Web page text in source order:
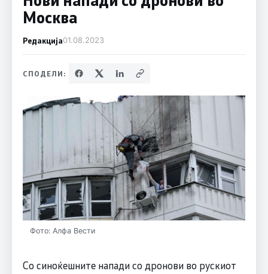
Москва
Редакција01.08.2023
СПОДЕЛИ:
Фото: Алфа Вести
Со синоќешните напади со дронови во рускиот